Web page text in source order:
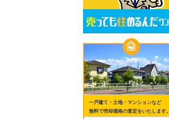
一戸建て・土地・マンションなど
無料で売却価格の査定をいたします。